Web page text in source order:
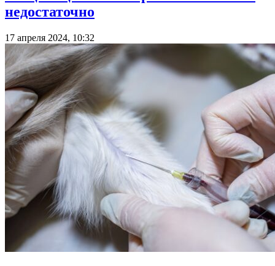
недостаточно
17 апреля 2024, 10:32